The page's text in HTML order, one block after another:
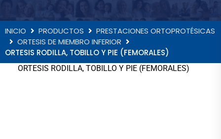
INICIO PRODUCTOS
PRESTACIONES ORTOPROTÉSICAS
ORTESIS DE MIEMBRO INFERIOR
ORTESIS RODILLA, TOBILLO Y PIE (FEMORALES)
ORTESIS RODILLA, TOBILLO Y PIE (FEMORALES)